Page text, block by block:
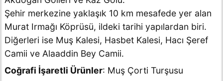
Şehir merkezine yaklaşık 10 km mesafede yer alan
Murat Irmağı Köprüsü, ildeki tarihi yapılardan biri.
Diğerleri ise Muş Kalesi, Hasbet Kalesi, Hacı Şeref
Camii ve Alaaddin Bey Camii.
Coğrafi İşaretli Ürünler: Muş Çorti Turşusu